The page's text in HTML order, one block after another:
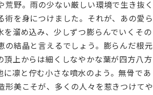
野。雨の少ない厳しい環境で生き抜く
を身につけました。それが、あの愛ら
溜め込み、少しずつ膨らんでいくその
結晶と言えるでしょう。膨らんだ根元
上からは細くしなやかな葉が四方八方
凛と佇む小さな噴水のよう。無骨であ
美こそが、多くの人々を惹きつけてや